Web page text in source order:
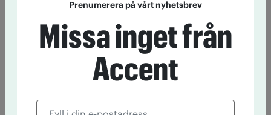
Prenumerera på vårt nyhetsbrev
Missa inget från
Accent